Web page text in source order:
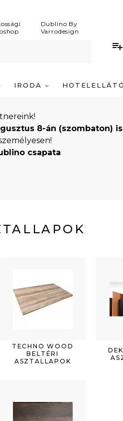
Dublino By
Varrodesign
IRODA
8-án (szombaton)
csapata
TECHNO WOOD
BELTÉRI
ASZTALLAPOK